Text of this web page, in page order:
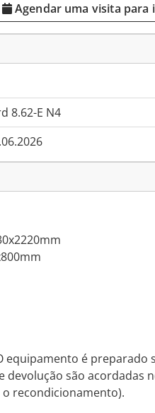
Agendar uma visita para
8.62-E N4
equipamento é preparado
devolução são acordadas
recondicionamento).